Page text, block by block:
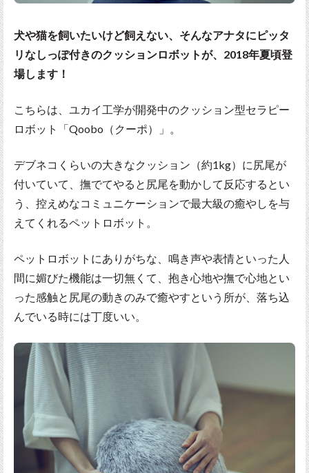
犬や猫を飼いたいけど飼えない、そんなアナタにピッタ
リなしっぽ付きのクッションロボットが、2018年夏頃登
場します！
こちらは、ユカイ工学が開発中のクッション型セラピー
ロボット「Qoobo（クーポ）」。
デブネコくらいの大きなクッション（約1kg）に尻尾が
付いていて、撫でてやると尻尾を動かして反応するとい
う、控えめなコミュニケーションで最大級の癒やしを与
えてくれるペットロボット。
ペットロボットにありがちな、鳴き声や表情といった人
間に媚びた機能は一切無くて、抱き心地や撫で心地とい
った感触と尻尾の動きのみで癒やすという所が、落ち込
んでいる時には丁度いい。